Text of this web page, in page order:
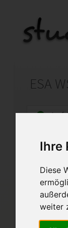
Ihre
Diese
weiter
ESA
Auf